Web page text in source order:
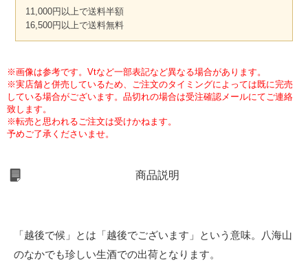
11,000円以上で送料半額
16,500円以上で送料無料
※画像は参考です。Vtなど一部表記など異なる場合があります。
※実店舗と併売しているため、ご注文のタイミングによっては既に完売
している場合がございます。品切れの場合は受注確認メールにてご連絡
致します。
※転売と思われるご注文は受けかねます。
予めご了承くださいませ。
商品説明
「越後で候」とは「越後でございます」という意味。八海山
のなかでも珍しい生酒での出荷となります。